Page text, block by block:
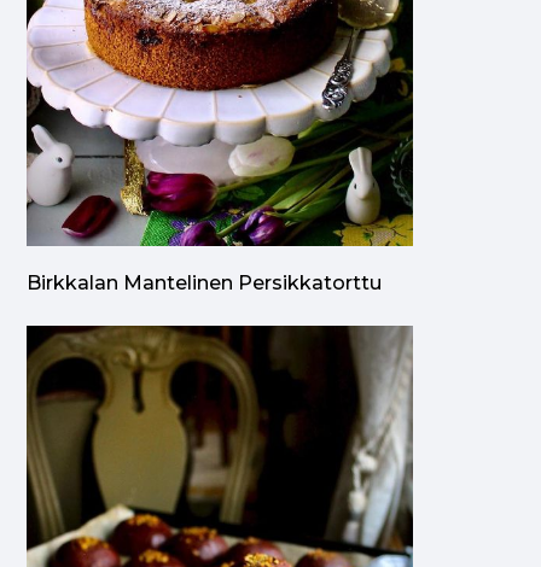
Birkkalan Mantelinen Persikkatorttu